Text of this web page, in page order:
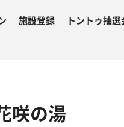
施設登録 トントゥ抽選
咲の湯